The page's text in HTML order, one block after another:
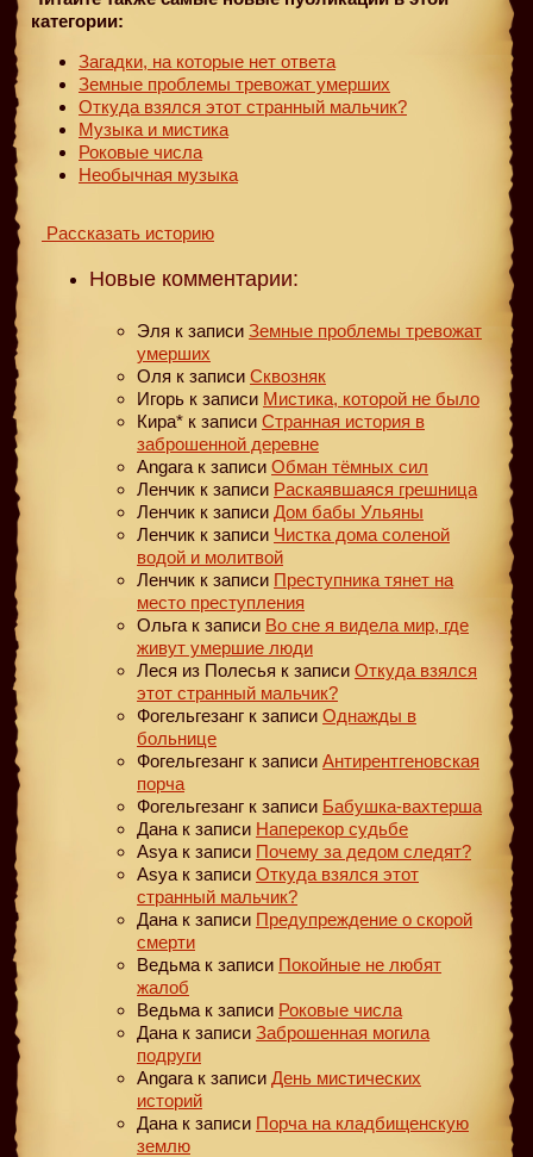
категории:
Загадки, на которые нет ответа
Земные проблемы тревожат умерших
Откуда взялся этот странный мальчик?
Музыка и мистика
Роковые числа
Необычная музыка
Рассказать историю
Новые комментарии:
Эля к записи Земные проблемы тревожат
умерших
Оля к записи Сквозняк
Игорь к записи Мистика, которой не было
Кира* к записи Странная история в
заброшенной деревне
Angara к записи Обман тёмных сил
Ленчик к записи Раскаявшаяся грешница
Ленчик к записи Дом бабы Ульяны
Ленчик к записи Чистка дома соленой
водой и молитвой
Ленчик к записи Преступника тянет на
место преступления
Ольга к записи Во сне я видела мир, где
живут умершие люди
Леся из Полесья к записи Откуда взялся
этот странный мальчик?
Фогельгезанг к записи Однажды в
больнице
Фогельгезанг к записи Антирентгеновская
порча
Фогельгезанг к записи Бабушка-вахтерша
Дана к записи Наперекор судьбе
Asya к записи Почему за дедом следят?
Asya к записи Откуда взялся этот
странный мальчик?
Дана к записи Предупреждение о скорой
смерти
Ведьма к записи Покойные не любят
жалоб
Ведьма к записи Роковые числа
Дана к записи Заброшенная могила
подруги
Angara к записи День мистических
историй
Дана к записи Порча на кладбищенскую
землю